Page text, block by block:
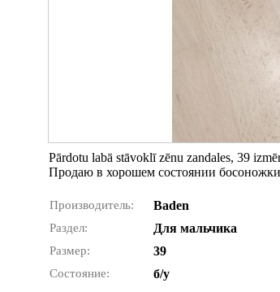
Pārdotu labā stāvoklī zēnu zandales, 39
Продаю в хорошем состоянии
Производитель: Baden
Раздел: Для мальчика
Размер: 39
Состояние: б/у